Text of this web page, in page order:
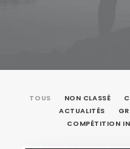
TOUS NON CLASSÉ
ACTUALITÉS
COMPÉTITION